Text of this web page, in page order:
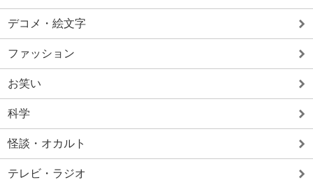
デコメ・絵文字
ファッション
お笑い
科学
怪談・オカルト
テレビ・ラジオ